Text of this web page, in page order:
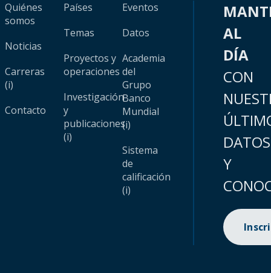
Quiénes
somos
Noticias
Carreras
(i)
Contacto
Países
Temas
Proyectos y
operaciones
Investigación
y
publicaciones
(i)
Eventos
Datos
Academia
del
Grupo
Banco
Mundial
(i)
Sistema
de
calificación
(i)
AL
DÍA
CON
DATOS
Y